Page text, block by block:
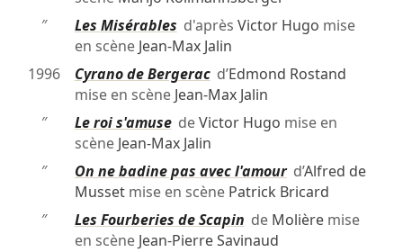
″
Les Misérables d'après Victor Hugo mise
en scène Jean-Max Jalin
1996
Cyrano de Bergeracd’Edmond Rostand
mise en scène Jean-Max Jalin
″
Le roi s'amusedeVictor Hugo mise en
scène Jean-Max Jalin
″
On ne badine pas avec l'amourd’Alfred de
Mussetmise en scène Patrick Bricard
″
Les Fourberies de Scapin de Molièremise
en scène Jean-Pierre Savinaud